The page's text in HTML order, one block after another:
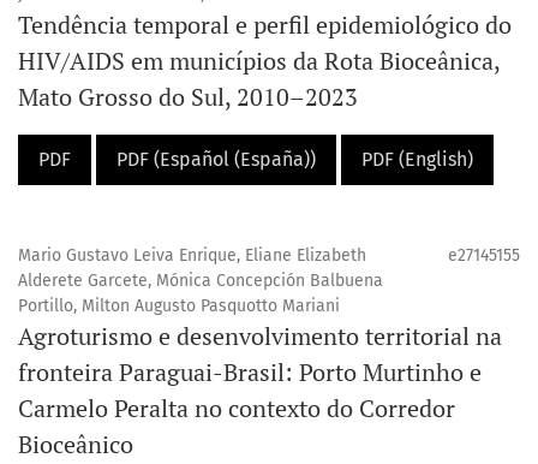
Tendência temporal e perfil epidemiológico do
HIV/AIDS em municípios da Rota Bioceânica,
Mato Grosso do Sul, 2010–2023
PDF PDF (Español (España)) PDF (English)
Mario Gustavo Leiva Enrique, Eliane Elizabeth
Alderete Garcete, Mónica Concepción Balbuena
Portillo, Milton Augusto Pasquotto Mariani
e27145155
Agroturismo e desenvolvimento territorial na
fronteira Paraguai-Brasil: Porto Murtinho e
Carmelo Peralta no contexto do Corredor
Bioceânico